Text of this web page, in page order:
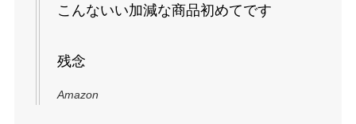
こんないい加減な商品初めてです
残念
Amazon